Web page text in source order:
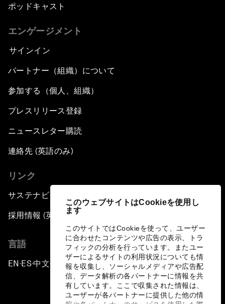
このウェブサイトはCookieを使用し
ます
このサイトではCookieを使って、ユーザー
に合わせたコンテンツや広告の表示、トラ
フィックの分析を行っています。またユー
ザーによるサイトの利用状況についても情
報を収集し、ソーシャルメディアや広告配
信、データ解析の各パートナーに情報を共
有しています。ここで収集された情報は、
ユーザーが各パートナーに提供した他の情
ポッドキャスト
エンゲージメント
サインイン
パートナー（組織）について
参加する（個人、組織）
プレスリリース登録
ニュースレター購読
連絡先 (英語のみ)
リンク
サステナビリティへの取り組み
採用情報 (英語のみ)
言語
EN ▪ ES▪中文▪ 日本語